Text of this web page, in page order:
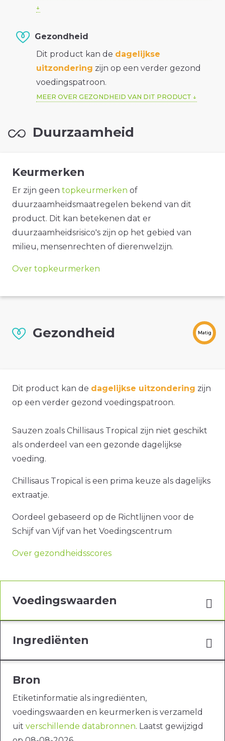
Gezondheid
Dit product kan de dagelijkse
uitzondering zijn op een verder gezond
voedingspatroon.
MEER OVER GEZONDHEID VAN DIT PRODUCT
Duurzaamheid
Keurmerken
Er zijn geen topkeurmerken of
duurzaamheidsmaatregelen bekend van dit
product. Dit kan betekenen dat er
duurzaamheidsrisico's zijn op het gebied van
milieu, mensenrechten of dierenwelzijn.
Over topkeurmerken
Gezondheid Matig
Dit product kan de dagelijkse uitzondering zijn
op een verder gezond voedingspatroon.
Sauzen zoals Chillisaus Tropical zijn niet geschikt
als onderdeel van een gezonde dagelijkse
voeding.
Chillisaus Tropical is een prima keuze als dagelijks
extraatje.
Oordeel gebaseerd op de Richtlijnen voor de
Schijf van Vijf van het Voedingscentrum
Over gezondheidsscores
Voedingswaarden
Ingrediënten
Bron
Etiketinformatie als ingrediënten,
voedingswaarden en keurmerken is verzameld
uit verschillende databronnen. Laatst gewijzigd